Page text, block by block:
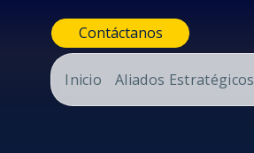
Contáctanos
Inicio Aliados Estratégicos